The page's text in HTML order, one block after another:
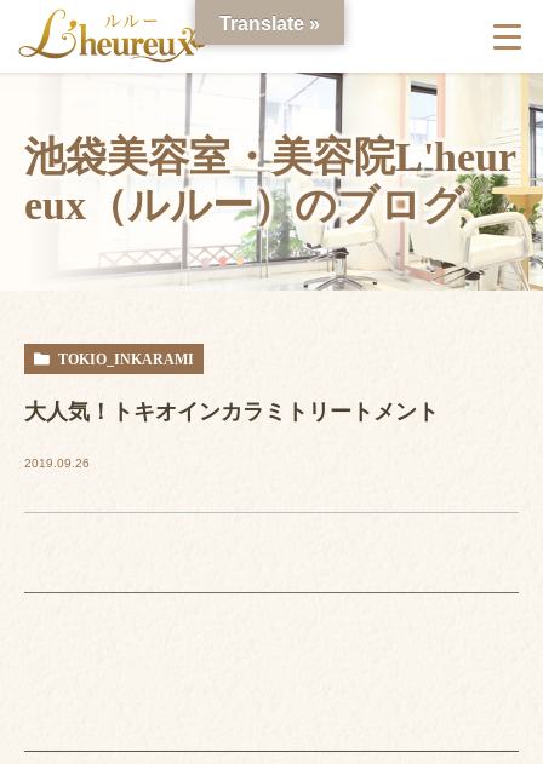
池袋美容室・美容院L'heur
eux（ルルー）のブログ
TOKIO_INKARAMI
大人気！トキオインカラミトリートメント
2019.09.26
Translate »